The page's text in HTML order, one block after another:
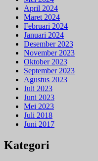
April 2024
Maret 2024
Februari 2024
Januari 2024
Desember 2023
November 2023
Oktober 2023
September 2023
Agustus 2023
Juli 2023
Juni 2023
Mei 2023
Juli 2018
Juni 2017
Kategori